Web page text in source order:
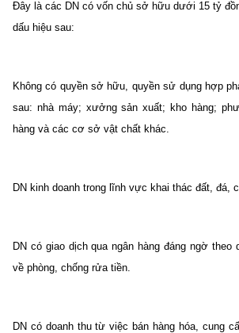
Đây là các DN có vốn chủ sở hữu dưới 15 tỷ
dấu hiệu sau:
Không có quyền sở hữu, quyền sử dụng hợp
sau: nhà máy; xưởng sản xuất; kho hàng;
hàng và các cơ sở vật chất khác.
DN kinh doanh trong lĩnh vực khai thác đất, đá,
DN có giao dịch qua ngân hàng đáng ngờ theo
về phòng, chống rửa tiền.
DN có doanh thu từ việc bán hàng hóa, cung